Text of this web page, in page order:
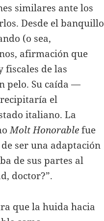
similares ante los
Desde el banquillo
(o sea,
afirmación que
fiscales de las
pelo. Su caída —
el
italiano. La
Molt Honorablefue
ser una adaptación
de sus partes al
doctor?”.
que la huida hacia